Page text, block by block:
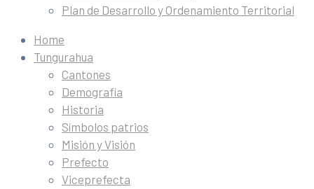
Plan de Desarrollo y Ordenamiento Territorial
Home
Tungurahua
Cantones
Demografía
Historia
Símbolos patrios
Misión y Visión
Prefecto
Viceprefecta